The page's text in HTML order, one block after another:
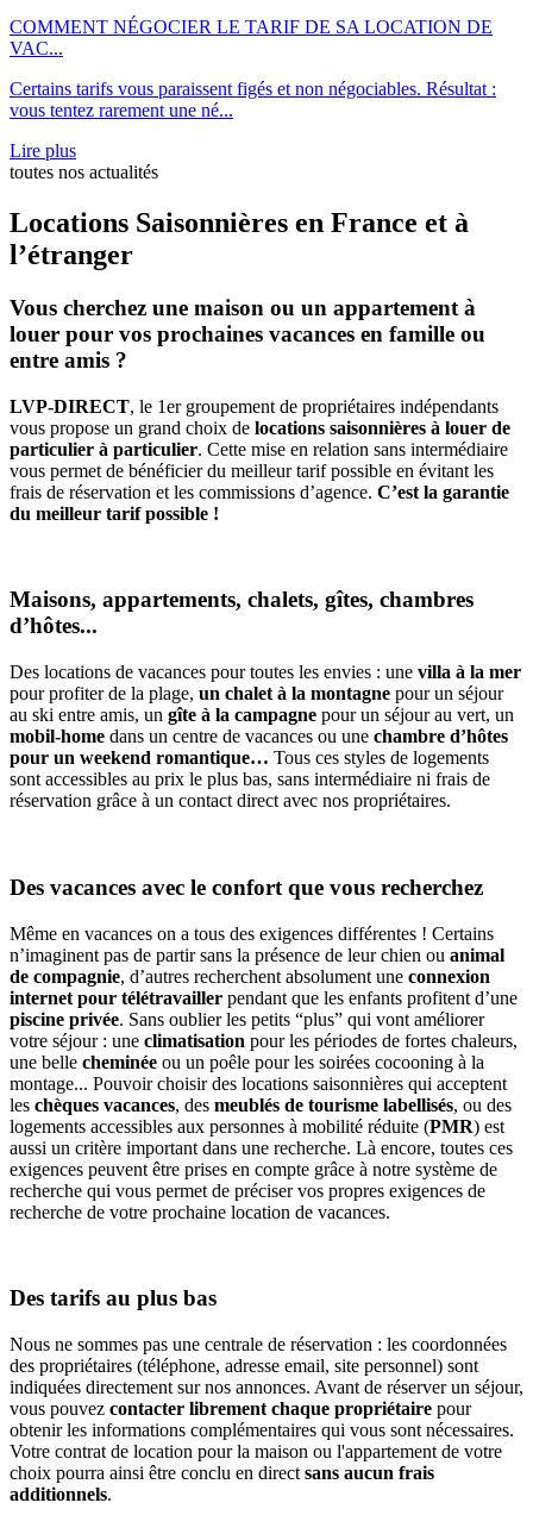
COMMENT NÉGOCIER LE TARIF DE SA LOCATION DE
VAC...
Certains tarifs vous paraissent figés et non négociables. Résultat :
vous tentez rarement une né...
Lire plus
toutes nos actualités
Locations Saisonnières en France et à
l’étranger
Vous cherchez une maison ou un appartement à
louer pour vos prochaines vacances en famille ou
entre amis ?
LVP-DIRECT, le 1er groupement de propriétaires indépendants
vous propose un grand choix de locations saisonnières à louer de
particulier à particulier. Cette mise en relation sans intermédiaire
vous permet de bénéficier du meilleur tarif possible en évitant les
frais de réservation et les commissions d’agence. C’est la garantie
du meilleur tarif possible !
Maisons, appartements, chalets, gîtes, chambres
d’hôtes...
Des locations de vacances pour toutes les envies : une villa à la mer
pour profiter de la plage, un chalet à la montagne pour un séjour
au ski entre amis, un gîte à la campagne pour un séjour au vert, un
mobil-home dans un centre de vacances ou une chambre d’hôtes
pour un weekend romantique… Tous ces styles de logements
sont accessibles au prix le plus bas, sans intermédiaire ni frais de
réservation grâce à un contact direct avec nos propriétaires.
Des vacances avec le confort que vous recherchez
Même en vacances on a tous des exigences différentes ! Certains
n’imaginent pas de partir sans la présence de leur chien ou animal
de compagnie, d’autres recherchent absolument une connexion
internet pour télétravailler pendant que les enfants profitent d’une
piscine privée. Sans oublier les petits “plus” qui vont améliorer
votre séjour : une climatisation pour les périodes de fortes chaleurs,
une belle cheminée ou un poêle pour les soirées cocooning à la
montage... Pouvoir choisir des locations saisonnières qui acceptent
les chèques vacances, des meublés de tourisme labellisés, ou des
logements accessibles aux personnes à mobilité réduite (PMR) est
aussi un critère important dans une recherche. Là encore, toutes ces
exigences peuvent être prises en compte grâce à notre système de
recherche qui vous permet de préciser vos propres exigences de
recherche de votre prochaine location de vacances.
Des tarifs au plus bas
Nous ne sommes pas une centrale de réservation : les coordonnées
des propriétaires (téléphone, adresse email, site personnel) sont
indiquées directement sur nos annonces. Avant de réserver un séjour,
vous pouvez contacter librement chaque propriétaire pour
obtenir les informations complémentaires qui vous sont nécessaires.
Votre contrat de location pour la maison ou l'appartement de votre
choix pourra ainsi être conclu en direct sans aucun frais
additionnels.